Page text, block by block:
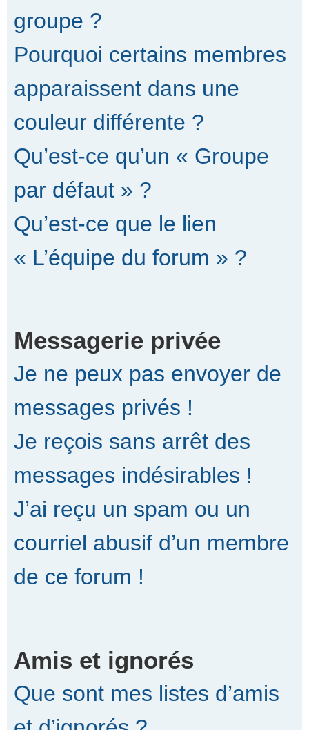
groupe ?
Pourquoi certains membres
apparaissent dans une
couleur différente ?
Qu’est-ce qu’un « Groupe
par défaut » ?
Qu’est-ce que le lien
« L’équipe du forum » ?
Messagerie privée
Je ne peux pas envoyer de
messages privés !
Je reçois sans arrêt des
messages indésirables !
J’ai reçu un spam ou un
courriel abusif d’un membre
de ce forum !
Amis et ignorés
Que sont mes listes d’amis